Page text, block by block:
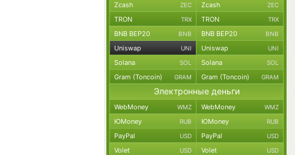
Zcash ZEC Zcash ZEC
TRON TRX TRON TRX
BNB BEP20 BNB BNB BEP20 BNB
Uniswap UNI Uniswap UNI
Solana SOL Solana SOL
Gram (Toncoin) GRAM Gram (Toncoin) GRAM
Электронные деньги
WebMoney WMZ WebMoney WMZ
ЮMoney RUB ЮMoney RUB
PayPal USD PayPal USD
Volet USD Volet USD